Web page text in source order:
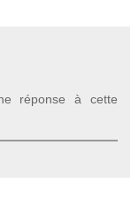
réponse à cette